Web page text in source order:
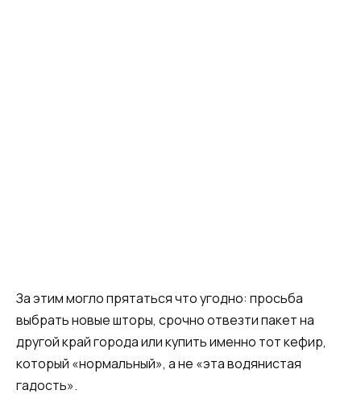
За этим могло прятаться что угодно: просьба
выбрать новые шторы, срочно отвезти пакет на
другой край города или купить именно тот кефир,
который «нормальный», а не «эта водянистая
гадость».